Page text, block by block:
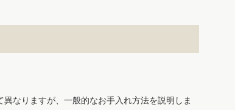
なりますが、一般的なお手入れ方法を説明しま